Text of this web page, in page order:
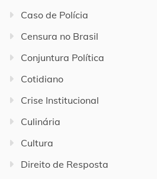
Caso de Polícia
Censura no Brasil
Conjuntura Política
Cotidiano
Crise Institucional
Culinária
Cultura
Direito de Resposta